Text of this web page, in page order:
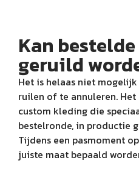
Kan
geruild
Het is helaas niet
ruilen of te annuleren.
custom kleding die
bestelronde, in productie
Tijdens een pasmoment
juiste maat bepaald